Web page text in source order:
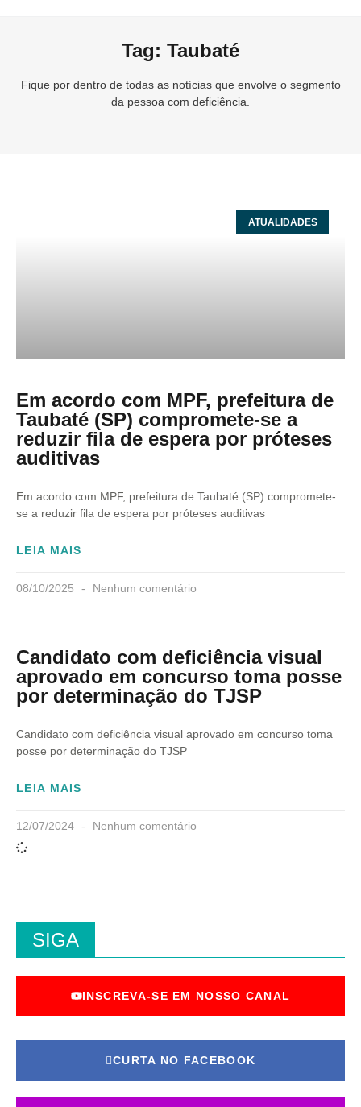
Tag: Taubaté
Fique por dentro de todas as notícias que envolve o segmento
da pessoa com deficiência.
ATUALIDADES
Em acordo com MPF, prefeitura de
Taubaté (SP) compromete-se a
reduzir fila de espera por próteses
auditivas
Em acordo com MPF, prefeitura de Taubaté (SP) compromete-
se a reduzir fila de espera por próteses auditivas
LEIA MAIS
08/10/2025 Nenhum comentário
Candidato com deficiência visual
aprovado em concurso toma posse
por determinação do TJSP
Candidato com deficiência visual aprovado em concurso toma
posse por determinação do TJSP
LEIA MAIS
12/07/2024 Nenhum comentário
SIGA
INSCREVA-SE EM NOSSO CANAL
CURTA NO FACEBOOK